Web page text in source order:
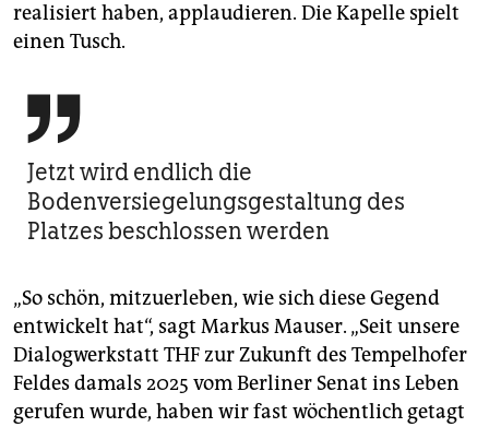
realisiert haben, applaudieren. Die Kapelle spielt
einen Tusch.

Jetzt wird endlich die
Bodenversiegelungsgestaltung des
Platzes beschlossen werden
„So schön, mitzuerleben, wie sich diese Gegend
entwickelt hat“, sagt Markus Mauser. „Seit unsere
Dialogwerkstatt THF zur Zukunft des Tempelhofer
Feldes damals 2025 vom Berliner Senat ins Leben
gerufen wurde, haben wir fast wöchentlich getagt